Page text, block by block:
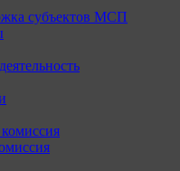
субъектов МСП